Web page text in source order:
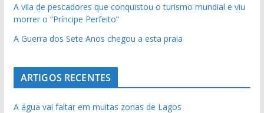
A vila de pescadores que conquistou o turismo mundial e viu
morrer o “Príncipe Perfeito”
A Guerra dos Sete Anos chegou a esta praia
ARTIGOS RECENTES
A água vai faltar em muitas zonas de Lagos